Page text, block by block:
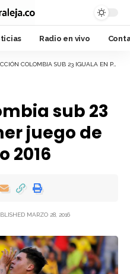
Radio en vivo
COLOMBIA SUB 23 IGUALA EN PRIMER JUEGO DE REPECHAJE A RIO 2016
sub 23
juego de
2016
MARZO 28, 2016